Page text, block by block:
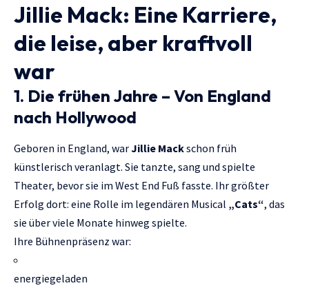
Jillie Mack: Eine Karriere,
die leise, aber kraftvoll
war
1. Die frühen Jahre – Von England
nach Hollywood
Geboren in England, warJillie Mackschon früh
künstlerisch veranlagt. Sie tanzte, sang und spielte
Theater, bevor sie im West End Fuß fasste. Ihr größter
Erfolg dort: eine Rolle im legendären Musical „Cats“, das
sie über viele Monate hinweg spielte.
Ihre Bühnenpräsenz war:
energiegeladen